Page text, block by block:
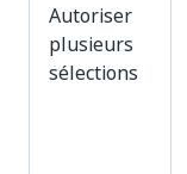
Autoriser
plusieurs
sélections